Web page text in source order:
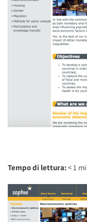
Tempo di lettura:< 1